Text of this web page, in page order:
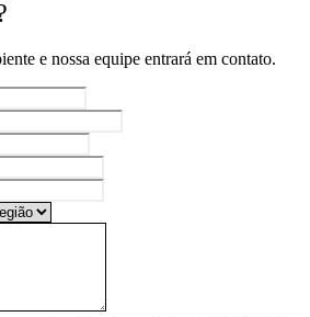
e nossa equipe entrará em contato.